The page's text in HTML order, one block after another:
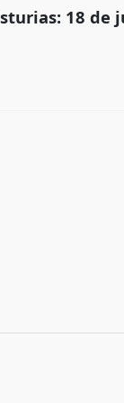
18 de